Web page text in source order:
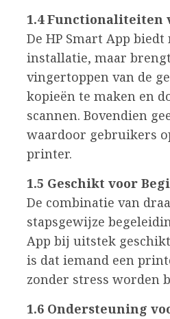
1.4 Functionaliteiten
De HP Smart App
installatie, maar
vingertoppen van de
kopieën te maken en
scannen. Bovendien
waardoor gebruikers
printer.
1.5 Geschikt voor
De combinatie van
stapsgewijze
App bij uitstek
is dat iemand een
zonder stress worden
1.6 Ondersteuning